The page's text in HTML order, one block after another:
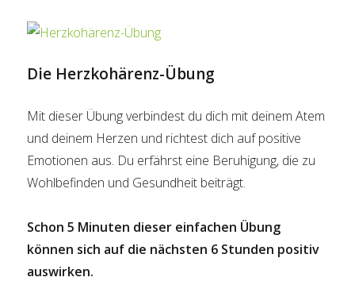
Die Herzkohärenz-Übung
Mit dieser Übung verbindest du dich mit deinem Atem
und deinem Herzen und richtest dich auf positive
Emotionen aus. Du erfährst eine Beruhigung, die zu
Wohlbefinden und Gesundheit beiträgt.
Schon 5 Minuten dieser einfachen Übung
können sich auf die nächsten 6 Stunden positiv
auswirken.